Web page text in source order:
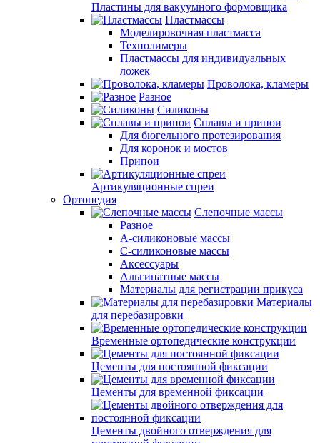
Пластины для вакуумного формовщика
Пластмассы
Моделировочная пластмасса
Техполимеры
Пластмассы для индивидуальных
ложек
Проволока, кламеры
Разное
Силиконы
Сплавы и припои
Для бюгельного протезирования
Для коронок и мостов
Припои
Артикуляционные спреи
Ортопедия
Слепочные массы
Разное
А-силиконовые массы
С-силиконовые массы
Аксессуары
Альгинатные массы
Материалы для регистрации прикуса
Материалы
для перебазировки
Временные ортопедические конструкции
Цементы для постоянной фиксации
Цементы для временной фиксации
Цементы двойного отверждения для